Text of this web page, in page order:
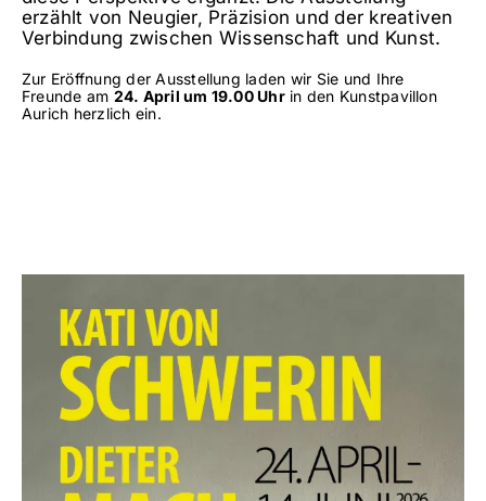
erzählt von Neugier, Präzision und der kreativen
Verbindung zwischen Wissenschaft und Kunst.
Zur Eröffnung der Ausstellung laden wir Sie und Ihre
Freunde am 24. April um 19.00 Uhrin den Kunst­pavillon
Aurich herzlich ein.